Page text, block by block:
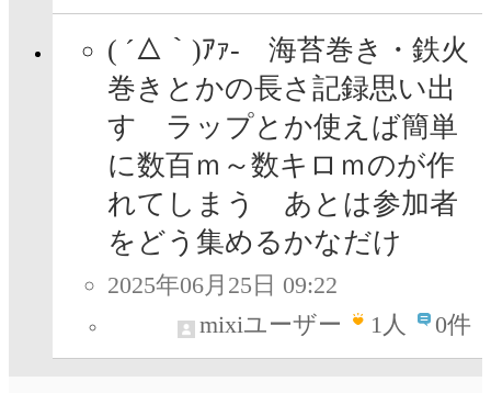
( ´△｀)ｱｧ- 海苔巻き・鉄火
巻きとかの長さ記録思い出
す ラップとか使えば簡単
に数百ｍ～数キロｍのが作
れてしまう あとは参加者
をどう集めるかなだけ
2025年06月25日 09:22
mixiユーザー
1人 0件